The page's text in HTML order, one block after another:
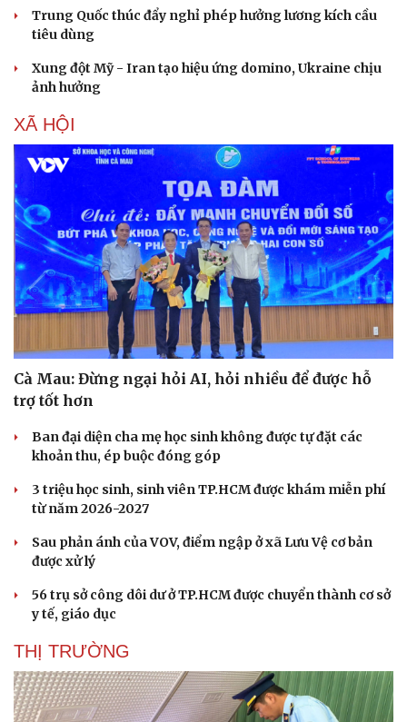
Sức khỏe
Dinh dưỡng - món ngon
Sản phụ khoa
Nhi khoa
Nam khoa
Làm đẹp - giảm cân
Phòng mạch online
Ăn sạch sống khỏe
Đời sống
Tình yêu - Gia đình
Trung Quốc thúc đẩy nghỉ phép hưởng lương kích cầu
tiêu dùng
Xung đột Mỹ - Iran tạo hiệu ứng domino, Ukraine chịu
ảnh hưởng
XÃ HỘI
Cà Mau: Đừng ngại hỏi AI, hỏi nhiều để được hỗ
trợ tốt hơn
Ban đại diện cha mẹ học sinh không được tự đặt các
khoản thu, ép buộc đóng góp
3 triệu học sinh, sinh viên TP.HCM được khám miễn phí
từ năm 2026-2027
Sau phản ánh của VOV, điểm ngập ở xã Lưu Vệ cơ bản
được xử lý
56 trụ sở công dôi dư ở TP.HCM được chuyển thành cơ sở
y tế, giáo dục
THỊ TRƯỜNG